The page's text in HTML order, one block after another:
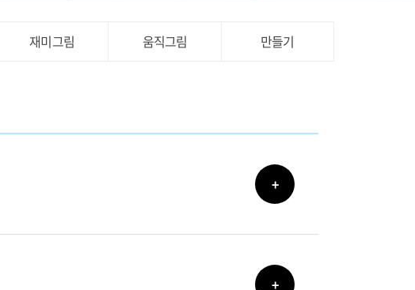
재미그림 움직그림 만들기
+
+